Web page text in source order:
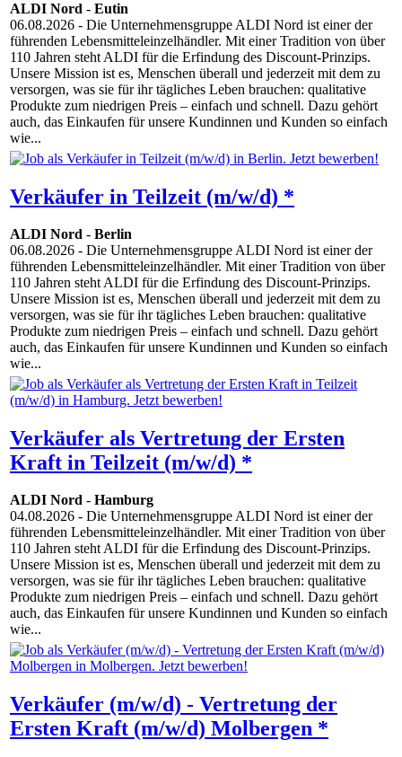
ALDI Nord - Eutin
06.08.2026 - Die Unternehmensgruppe ALDI Nord ist einer der
führenden Lebensmitteleinzelhändler. Mit einer Tradition von über
110 Jahren steht ALDI für die Erfindung des Discount-Prinzips.
Unsere Mission ist es, Menschen überall und jederzeit mit dem zu
versorgen, was sie für ihr tägliches Leben brauchen: qualitative
Produkte zum niedrigen Preis – einfach und schnell. Dazu gehört
auch, das Einkaufen für unsere Kundinnen und Kunden so einfach
wie...
Verkäufer in Teilzeit (m/w/d) *
ALDI Nord - Berlin
06.08.2026 - Die Unternehmensgruppe ALDI Nord ist einer der
führenden Lebensmitteleinzelhändler. Mit einer Tradition von über
110 Jahren steht ALDI für die Erfindung des Discount-Prinzips.
Unsere Mission ist es, Menschen überall und jederzeit mit dem zu
versorgen, was sie für ihr tägliches Leben brauchen: qualitative
Produkte zum niedrigen Preis – einfach und schnell. Dazu gehört
auch, das Einkaufen für unsere Kundinnen und Kunden so einfach
wie...
Verkäufer als Vertretung der Ersten
Kraft in Teilzeit (m/w/d) *
ALDI Nord - Hamburg
04.08.2026 - Die Unternehmensgruppe ALDI Nord ist einer der
führenden Lebensmitteleinzelhändler. Mit einer Tradition von über
110 Jahren steht ALDI für die Erfindung des Discount-Prinzips.
Unsere Mission ist es, Menschen überall und jederzeit mit dem zu
versorgen, was sie für ihr tägliches Leben brauchen: qualitative
Produkte zum niedrigen Preis – einfach und schnell. Dazu gehört
auch, das Einkaufen für unsere Kundinnen und Kunden so einfach
wie...
Verkäufer (m/w/d) - Vertretung der
Ersten Kraft (m/w/d) Molbergen *